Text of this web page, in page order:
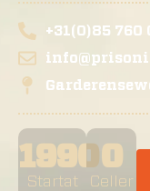
+31(0)85 760
Startat
1990
Celler
0